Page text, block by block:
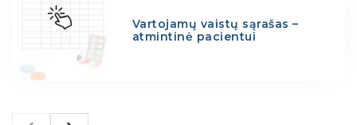
Vartojamų vaistų sąrašas –
atmintinė pacientui